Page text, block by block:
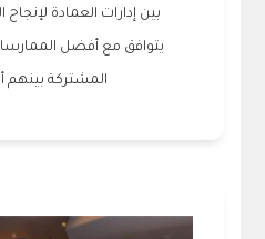
بين إدارات العمادة لإنجاح
يتوافق مع أفضل
المشتركة بينهم